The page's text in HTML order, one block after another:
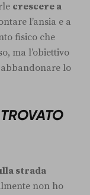
crescere a
l’ansia e a
fisico che
ma l’obiettivo
lo
strada
non ho